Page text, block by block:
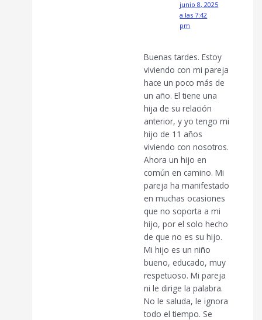
junio 8, 2025
a las 7:42
pm
Buenas tardes. Estoy
viviendo con mi pareja
hace un poco más de
un año. El tiene una
hija de su relación
anterior, y yo tengo mi
hijo de 11 años
viviendo con nosotros.
Ahora un hijo en
común en camino. Mi
pareja ha manifestado
en muchas ocasiones
que no soporta a mi
hijo, por el solo hecho
de que no es su hijo.
Mi hijo es un niño
bueno, educado, muy
respetuoso. Mi pareja
ni le dirige la palabra.
No le saluda, le ignora
todo el tiempo. Se